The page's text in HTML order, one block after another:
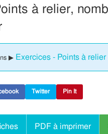
à relier,
▶ Exercices - Points à relier
Twitter Pin It
PDF à imprimer